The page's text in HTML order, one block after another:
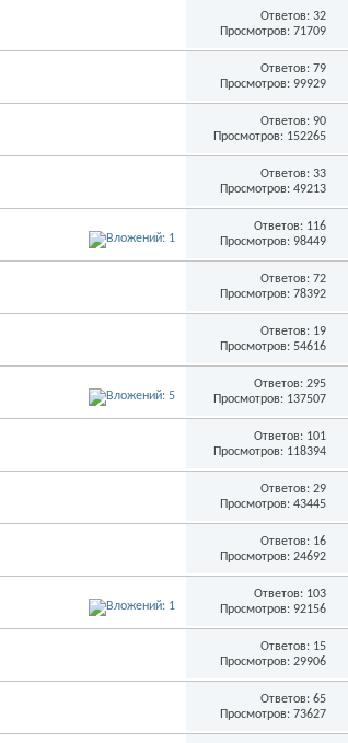
Ответов: 32
Просмотров: 71709
Ответов: 79
Просмотров: 99929
Ответов: 90
Просмотров: 152265
Ответов: 33
Просмотров: 49213
Ответов: 116
Просмотров: 98449
Ответов: 72
Просмотров: 78392
Ответов: 19
Просмотров: 54616
Ответов: 295
Просмотров: 137507
Ответов: 101
Просмотров: 118394
Ответов: 29
Просмотров: 43445
Ответов: 16
Просмотров: 24692
Ответов: 103
Просмотров: 92156
Ответов: 15
Просмотров: 29906
Ответов: 65
Просмотров: 73627